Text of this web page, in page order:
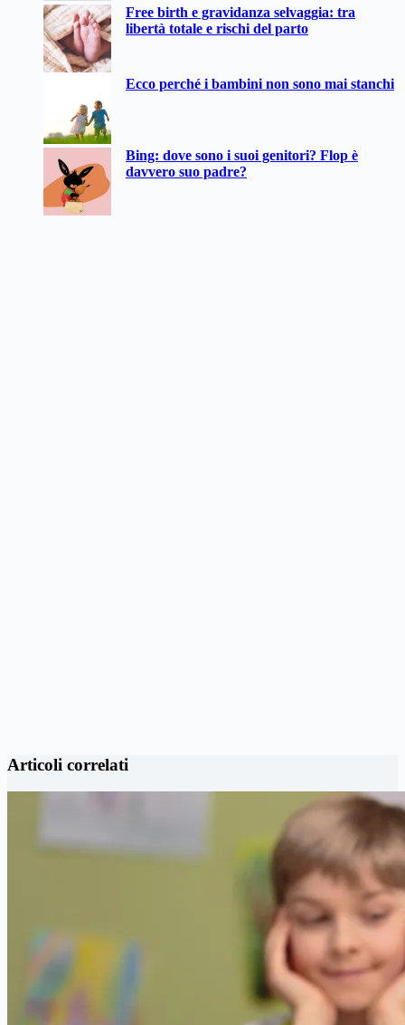
Free birth e gravidanza selvaggia: tra
libertà totale e rischi del parto
Ecco perché i bambini non sono mai stanchi
Bing: dove sono i suoi genitori? Flop è
davvero suo padre?
Articoli correlati